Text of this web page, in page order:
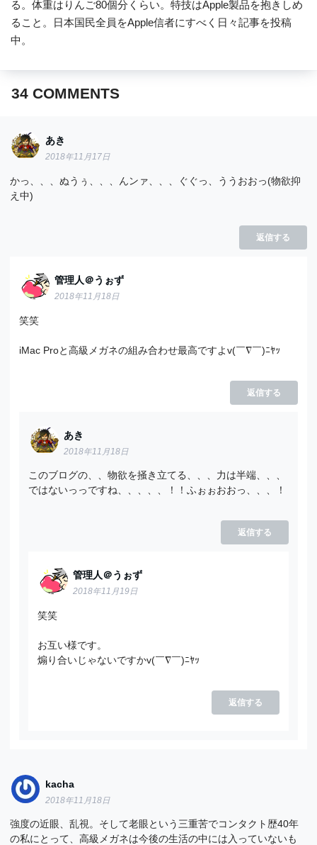
る。体重はりんご80個分くらい。特技はApple製品を抱きしめ
ること。日本国民全員をApple信者にすべく日々記事を投稿
中。
34COMMENTS
あき
2018年11月17日
かっ、、、ぬうぅ、、、んンァ、、、ぐぐっ、ううおおっ(物欲抑
え中)
返信する
管理人＠うぉず
2018年11月18日
笑笑
iMac Proと高級メガネの組み合わせ最高ですよv(￣∇￣)ﾆﾔｯ
返信する
あき
2018年11月18日
このブログの、、物欲を掻き立てる、、、力は半端、、、
ではないっっですね、、、、、！！ふぉぉおおっ、、、！
返信する
管理人＠うぉず
2018年11月19日
笑笑
お互い様です。
煽り合いじゃないですかv(￣∇￣)ﾆﾔｯ
返信する
kacha
2018年11月18日
強度の近眼、乱視。そして老眼という三重苦でコンタクト歴40年
の私にとって、高級メガネは今後の生活の中には入っていないも